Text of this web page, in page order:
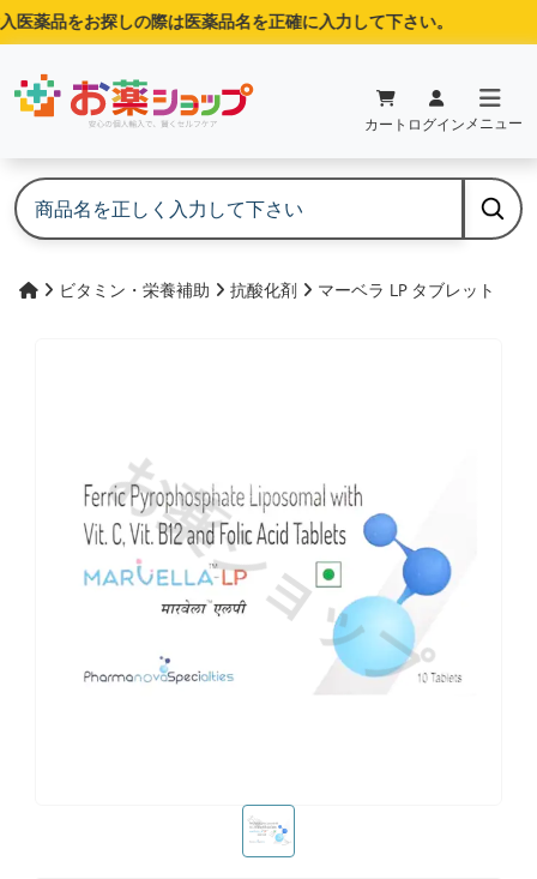
薬品をお探しの際は医薬品名を正確に入力して下さい。
カート ログイン メニュー
ビタミン・栄養補助 抗酸化剤 マーベラ LP タブレット
お薬ショップ
お薬ショップ